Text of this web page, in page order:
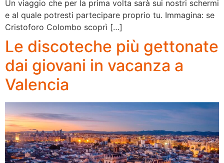
Un viaggio che per la prima volta sarà sui nostri schermi
e al quale potresti partecipare proprio tu. Immagina: se
Cristoforo Colombo scoprì […]
Le discoteche più gettonate
dai giovani in vacanza a
Valencia